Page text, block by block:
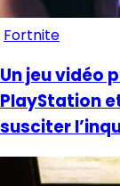
Fortnite
Un jeu vidéo
PlayStation
susciter